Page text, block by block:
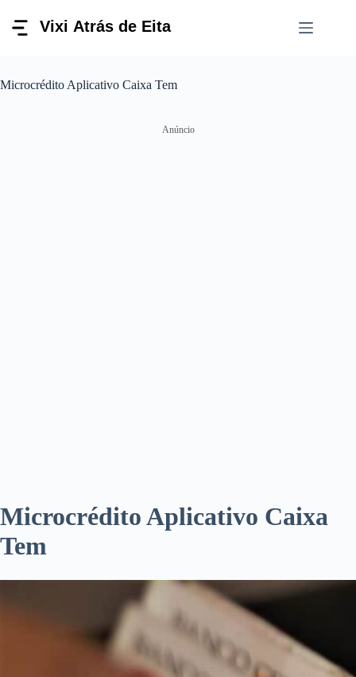
para
Microcrédito Aplicativo Caixa Tem
Anúncio
Microcrédito Aplicativo Caixa
Tem